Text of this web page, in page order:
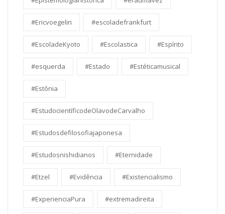
#Ericvoegelin #escoladefrankfurt
#EscoladeKyoto #Escolastica #Espírito
#esquerda #Estado #Estéticamusical
#Estônia
#EstudocientíficodeOlavodeCarvalho
#Estudosdefilosofiajaponesa
#Estudosnishidianos #Eternidade
#Etzel #Evidência #Existencialismo
#ExperienciaPura #extremadireita